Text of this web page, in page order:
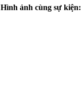
Hình ảnh cùng sự kiện: